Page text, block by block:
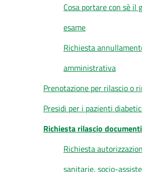
Cosa portare con sè il
esame
Richiesta
amministrativa
Prenotazione per rilascio o
Presidi per i pazienti
Richiesta rilascio documenti
Richiesta
sanitarie, socio-